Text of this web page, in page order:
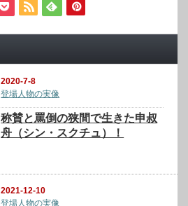
2020-7-8
登場人物の実像
称賛と罵倒の狭間で生きた申叔
舟（シン・スクチュ）！
2021-12-10
登場人物の実像